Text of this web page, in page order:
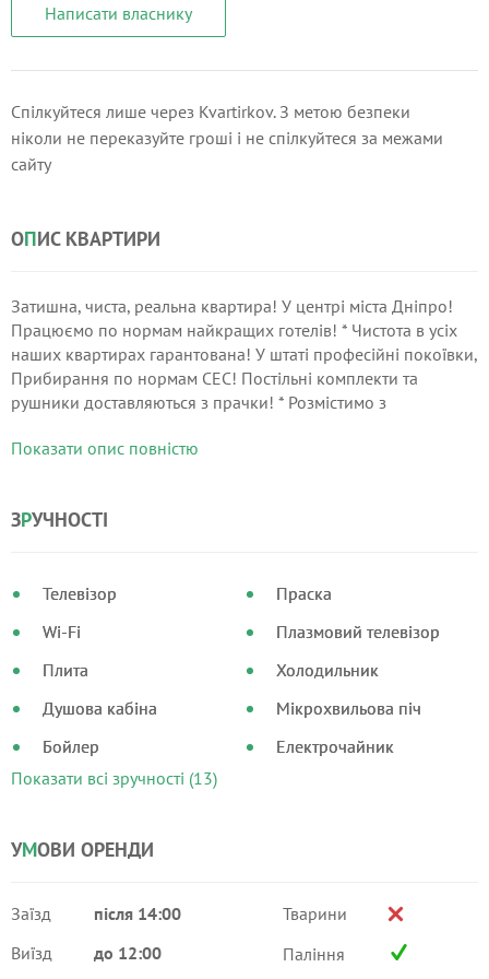
Написати власнику
Спілкуйтеся лише через Kvartirkov. З метою безпеки
ніколи не переказуйте гроші і не спілкуйтеся за межами
сайту
ОПИС КВАРТИРИ
Затишна, чиста, реальна квартира! У центрі міста Дніпро!
Працюємо по нормам найкращих готелів! * Чистота в усіх
наших квартирах гарантована! У штаті професійні покоївки,
Прибирання по нормам СЕС! Постільні комплекти та
рушники доставляються з прачки! * Розмістимо з
все для затишку та комфортного проживання: ЖК Телевізор,
Мікрохвильова, Фен, Праска, Чайник, Електронні книги,
Показати опис повністю
ЗРУЧНОСТІ
Телевізор
Wi-Fi
Плита
Душова кабіна
Бойлер
Праска
Плазмовий телевізор
Холодильник
Мікрохвильова піч
Електрочайник
Показати всі зручності (13)
УМОВИ ОРЕНДИ
Заїзд
після 14:00
Виїзд
до 12:00
Тварини
Паління